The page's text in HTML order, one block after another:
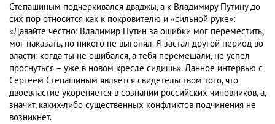
Степашиным подчеркивался дваджы, а к Владимиру Путину до
сих пор относится как к покровителю и «сильной руке»:
«Давайте честно: Владимир Путин за ошибки мог переместить,
мог наказать, но никого не выгонял. Я застал другой период во
власти: когда ты не ошибался, а тебя перемещали, не успел
проснуться – уже в новом кресле сидишь». Данное интервью с
Сергеем Степашиным является свидетельством того, что
двоевластие укореняется в сознании российских чиновников, а,
значит, каких-либо существенных конфликтов подчинения не
возникнет.